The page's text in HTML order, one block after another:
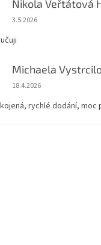
Nikola Veřtátová
Hodnocení obchodu je 5
3.5.2026
Michaela
Hodnocení obchodu je 5
18.4.2026
rychlé dodání, moc